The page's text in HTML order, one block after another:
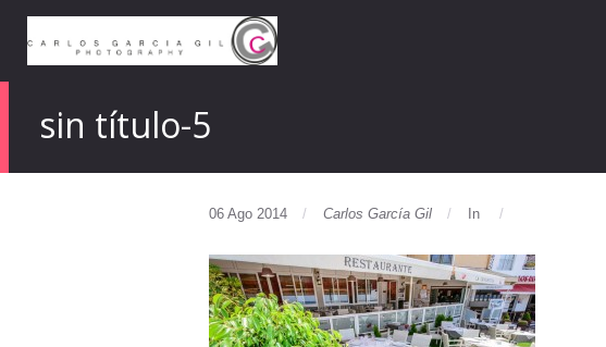
sin título-5
06 Ago 2014 Carlos García Gil In